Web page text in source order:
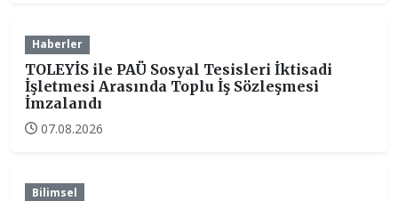
Haberler
TOLEYİS ile PAÜ Sosyal Tesisleri İktisadi
İşletmesi Arasında Toplu İş Sözleşmesi
İmzalandı
07.08.2026
Bilimsel